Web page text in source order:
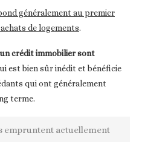
généralement au premier
de logements.
crédit immobilier sont
est bien sûr inédit et bénéficie
qui ont généralement
terme.
empruntent actuellement